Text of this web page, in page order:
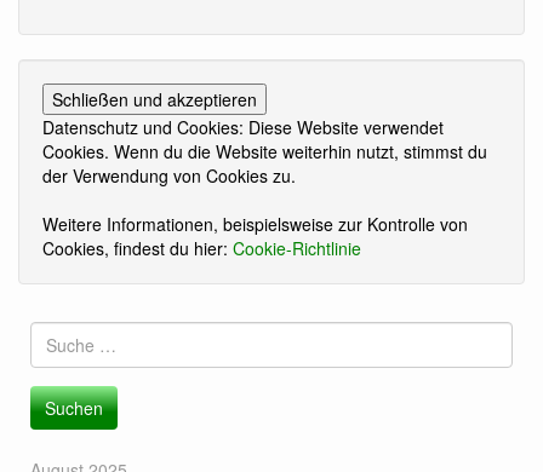
Datenschutz und Cookies: Diese Website verwendet
Cookies. Wenn du die Website weiterhin nutzt, stimmst du
der Verwendung von Cookies zu.
Weitere Informationen, beispielsweise zur Kontrolle von
Cookies, findest du hier: Cookie-Richtlinie
Suche
nach: